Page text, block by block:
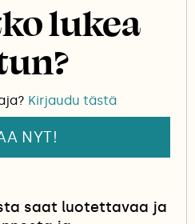
huutoina.
lukea
Kirjaudu tästä
NYT!
saat luotettavaa ja